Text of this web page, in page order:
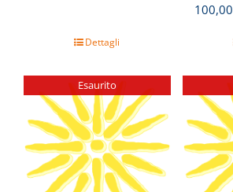
Dettagli
100,00
Esaurito